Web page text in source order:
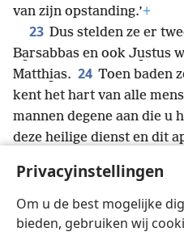
Privacyinstellingen
Om u de best mogelijke
bieden, gebruiken wij
van zijn opstanding.’+
23 Dus stelden ze er
Ba̱rsabbas en ook Ju̱stus
Matthi̱as. 24 Toen baden
kent het hart van alle
mannen degene aan die u
deze heilige dienst en dit
eigen weg * te gaan.’+ 26
en het lot viel op
11 apostelen toegevoegd.